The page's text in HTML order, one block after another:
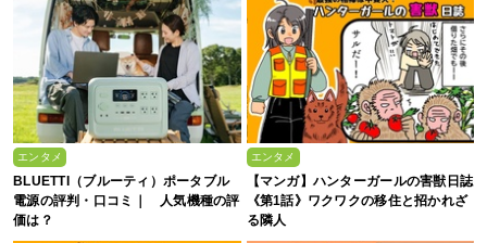
エンタメ
BLUETTI（ブルーティ）ポータブル
電源の評判・口コミ｜ 人気機種の評
価は？
エンタメ
【マンガ】ハンターガールの害獣日誌
《第1話》ワクワクの移住と招かれざ
る隣人